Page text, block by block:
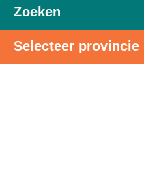
Zoeken
Selecteer provincie